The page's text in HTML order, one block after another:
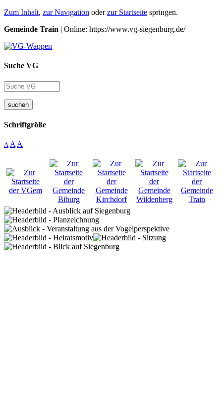
Zum Inhalt, zur Navigation oderzur Startseite springen.
Gemeinde Train | Online: https://www.vg-siegenburg.de/
Suche VG
suchen
Schriftgröße
A A A